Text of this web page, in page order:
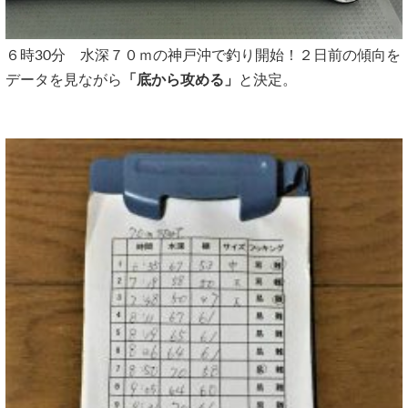
６時30分 水深７０ｍの神戸沖で釣り開始！２日前の傾向を
データを見ながら
「底から攻める」 と決定。